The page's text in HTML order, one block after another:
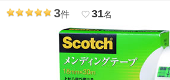
3件 favorite_border31名